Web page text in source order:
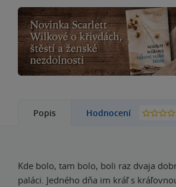
Popis Hodnocení
Kde bolo, tam bolo, boli raz dvaja
paláci. Jedného dňa im kráľ s